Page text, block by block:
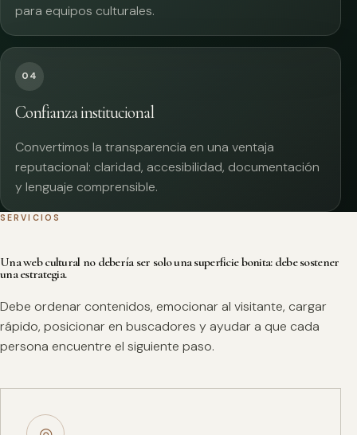
para equipos culturales.
04
Confianza institucional
Convertimos la transparencia en una ventaja
reputacional: claridad, accesibilidad, documentación
y lenguaje comprensible.
SERVICIOS
Una web cultural no debería ser solo una superficie bonita: debe sostener
una estrategia.
Debe ordenar contenidos, emocionar al visitante, cargar
rápido, posicionar en buscadores y ayudar a que cada
persona encuentre el siguiente paso.